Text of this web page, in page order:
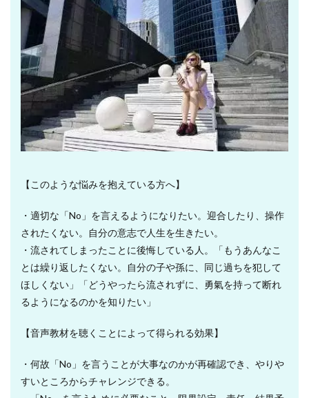
【このような悩みを抱えている方へ】
・適切な「No」を言えるようになりたい。迎合したり、操作
されたくない。自分の意志で人生を生きたい。
・流されてしまったことに後悔している人。「もうあんなこ
とは繰り返したくない。自分の子や孫に、同じ過ちを犯して
ほしくない」「どうやったら流されずに、勇氣を持って断れ
るようになるのかを知りたい」
【音声教材を聴くことによって得られる効果】
・何故「No」を言うことが大事なのかが再確認でき、やりや
すいところからチャレンジできる。